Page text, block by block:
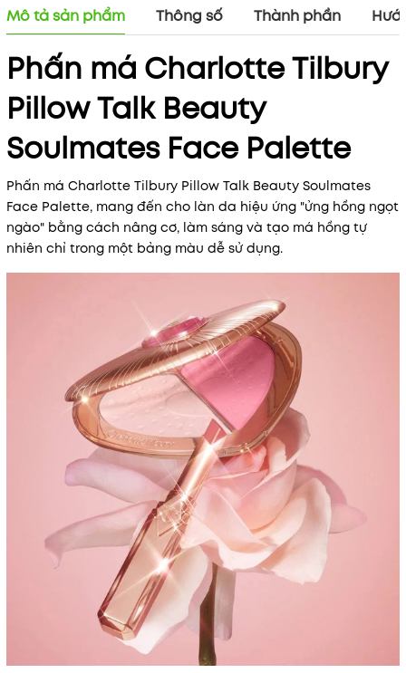
Mã khuyến mãi:
Mô tả sản phẩm Thông số Thành phần
Phấn má Charlotte Tilbury
Pillow Talk Beauty
Soulmates Face Palette
Phấn má Charlotte Tilbury Pillow Talk Beauty Soulmates
Face Palette, mang đến cho làn da hiệu ứng "ửng hồng ngọt
ngào" bằng cách nâng cơ, làm sáng và tạo má hồng tự
nhiên chỉ trong một bảng màu dễ sử dụng.